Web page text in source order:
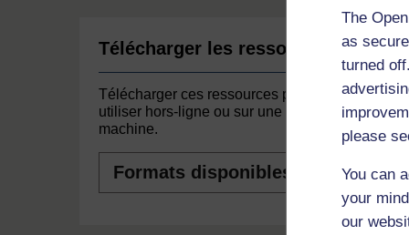
The
as
turned
please
You can
your
our
Télécharger les ressources
Télécharger ces ressources pour les
utiliser hors-ligne ou sur une autre
machine.
disponibles